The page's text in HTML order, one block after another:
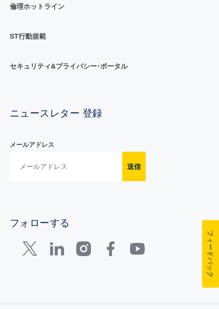
倫理ホットライン
ST行動規範
セキュリティ&プライバシー･ポータル
ニュースレター 登録
メールアドレス
送信
フォローする
フィードバック